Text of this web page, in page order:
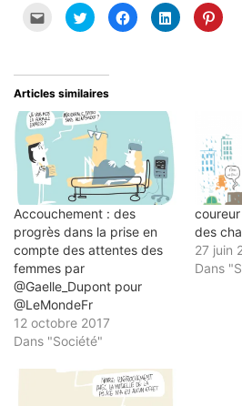
Cliquez
pour
envoyer
à
un
ami(ouvre
dans
une
nouvelle
fenêtre)
Cliquez
pour
partager
une
nouvelle
fenêtre)
Cliquez
pour
partager
Cliquez
pour
partager
pour
Articles similaires
Accouchement : des
progrès dans la prise en
compte des attentes des
femmes par
@Gaelle_Dupont pour
@LeMondeFr
12 octobre 2017
Dans "Société"
des
27 juin
Dans